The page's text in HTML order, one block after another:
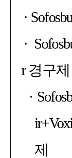
·
·
r경구제
·
제